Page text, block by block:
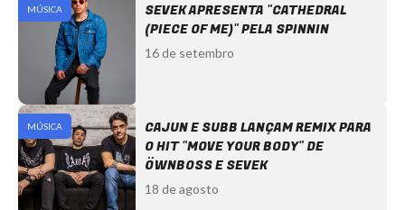
MÚSICA
SEVEK APRESENTA "CATHEDRAL
(PIECE OF ME)" PELA SPINNIN
16 de setembro
MÚSICA
CAJUN E SUBB LANÇAM REMIX PARA
O HIT "MOVE YOUR BODY" DE
ÖWNBOSS E SEVEK
18 de agosto